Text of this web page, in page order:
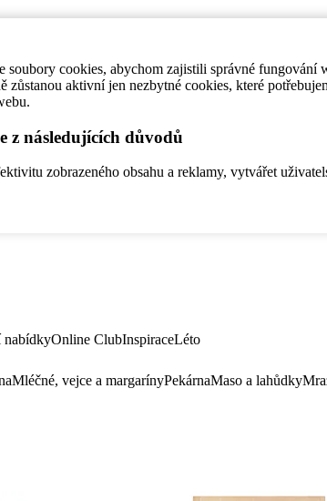
soubory cookies, abychom zajistili správné
zůstanou aktivní jen nezbytné cookies, které
z následujících důvodů
zobrazeného obsahu a reklamy, vytvářet
nabídkyOnline ClubInspiraceLéto
Mléčné, vejce a margarínyPekárnaMaso a lahůdky